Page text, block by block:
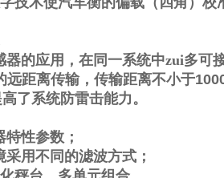
的应用，在同一系统中zui多可
远距离传输，传输距离不小于
了系统防雷击能力。
性参数；
用不同的滤波方式；